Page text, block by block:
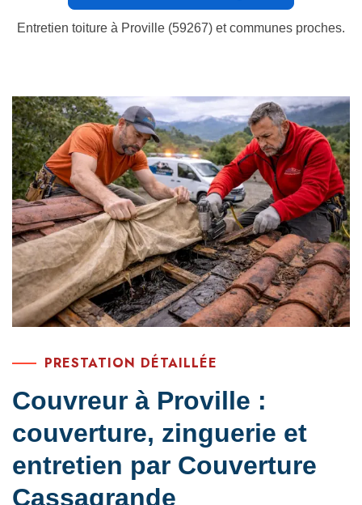
Entretien toiture à Proville (59267) et communes proches.
PRESTATION DÉTAILLÉE
Couvreur à Proville :
couverture, zinguerie et
entretien par Couverture
Cassagrande